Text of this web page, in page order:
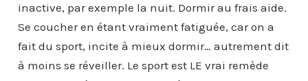
inactive, par exemple la nuit. Dormir au frais aide.
Se coucher en étant vraiment fatiguée, car on a
fait du sport, incite à mieux dormir… autrement dit
à moins se réveiller. Le sport est LE vrai remède